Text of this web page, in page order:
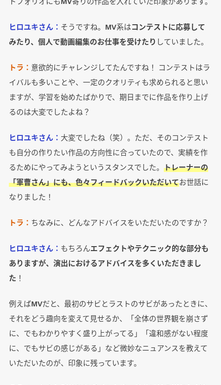
ヒロユキさん： そうですね。MV系はコンテストに応募して
みたり、個人で動画編集のお仕事を受けたり していました。
トラ： 意欲的にチャレンジしてたんですね！ コンテストはラ
イバルも多いことや、一定のクオリティも求められると思い
ますが、学習を始めたばかりで、期日までに作品を作り上げ
るのは大変でしたよね？
ヒロユキさん： 大変でしたね（笑）。ただ、そのコンテスト
も自分の作りたい作品の方向性に合っていたので、実績を作
るためにやってみようというスタンスでした。 トレーナーの
「軍曹さん」にも、色々フィードバックいただいてお世話に
なりました！
トラ： ちなみに、どんなアドバイスをいただいたのですか？
ヒロユキさん： もちろんエフェクトやテクニック的な部分も
ありますが、演出におけるアドバイスを多くいただきまし
た ！
例えばMVだと、最初のサビとラストのサビがあったときに、
それをどう趣向を変えて見せるか、「全体の世界観を崩さず
に、でもわかりやすく盛り上がってる」「違和感がない程度
に、でもサビの感じがある」など微妙なニュアンスを教えて
いただいたのが、印象に残っています。